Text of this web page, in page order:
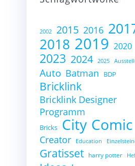
2002 2015 2016
2018 2019 2020
2023 2024 2025
Auto Batman BDP
Bricklink
Bricklink Designer
Programm
Bricks City Comic
Creator Education
Gratisset harry potter